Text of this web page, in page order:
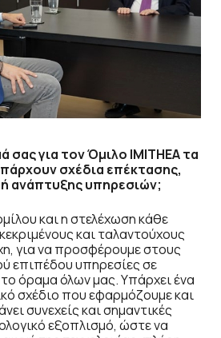
σας για τον Όμιλο IMITHEAτα
σχέδια επέκτασης,
ανάπτυξης υπηρεσιών;
και η στελέχωση κάθε
και ταλαντούχους
για να προσφέρουμε στους
επιπέδου υπηρεσίες σε
το όραμα όλων μας. Υπάρχει ένα
σχέδιο που εφαρμόζουμε και
συνεχείς και σημαντικές
εξοπλισμό, ώστε να